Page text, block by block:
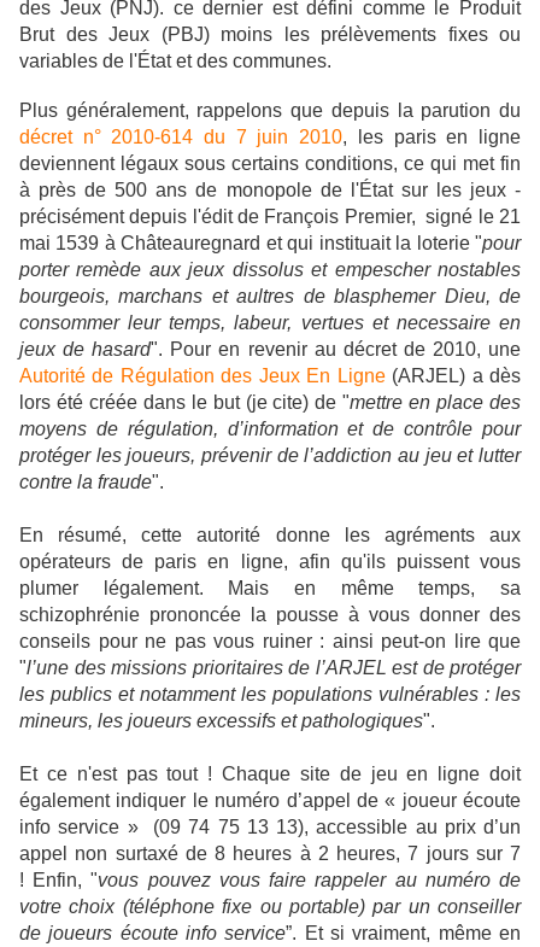
des Jeux (PNJ). ce dernier est défini comme le Produit
Brut des Jeux (PBJ) moins les prélèvements fixes ou
variables de l'État et des communes.
Plus généralement, rappelons que depuis la parution du
décret n° 2010-614 du 7 juin 2010, les paris en ligne
deviennent légaux sous certains conditions, ce qui met fin
à près de 500 ans de monopole de l'État sur les jeux -
précisément depuis l'édit de François Premier, signé le 21
mai 1539 à Châteauregnard et qui instituait la loterie "pour
porter remède aux jeux dissolus et empescher nostables
bourgeois, marchans et aultres de blasphemer Dieu, de
consommer leur temps, labeur, vertues et necessaire en
jeux de hasard". Pour en revenir au décret de 2010, une
Autorité de Régulation des Jeux En Ligne(ARJEL) a dès
lors été créée dans le but (je cite) de "mettre en place des
moyens de régulation, d’information et de contrôle pour
protéger les joueurs, prévenir de l’addiction au jeu et lutter
contre la fraude".
En résumé, cette autorité donne les agréments aux
opérateurs de paris en ligne, afin qu'ils puissent vous
plumer légalement. Mais en même temps, sa
schizophrénie prononcée la pousse à vous donner des
conseils pour ne pas vous ruiner : ainsi peut-on lire que
"l’une des missions prioritaires de l’ARJEL est de protéger
les publics et notamment les populations vulnérables : les
mineurs, les joueurs excessifs et pathologiques".
Et ce n'est pas tout ! Chaque site de jeu en ligne doit
également indiquer le numéro d’appel de « joueur écoute
info service » (09 74 75 13 13), accessible au prix d’un
appel non surtaxé de 8 heures à 2 heures, 7 jours sur 7
! Enfin, "vous pouvez vous faire rappeler au numéro de
votre choix (téléphone fixe ou portable) par un conseiller
de joueurs écoute info service”. Et si vraiment, même en